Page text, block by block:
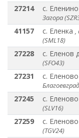
27214 с. Еленино
Загора
41157 с. Еленка ,
(SML18)
27228 с. Еленов
(SFO43)
27231 с. Еленово
27245 с. Еленово
(SLV16)
27259 с. Еленово
(TGV24)